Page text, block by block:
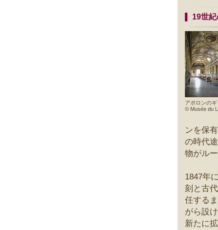
19世
アポロンの
© Musée du
ンを保
の時代
物がル
1847年
刻と古
任する
がら設
新たに